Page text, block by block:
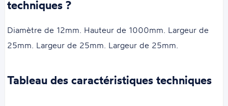
techniques ?
Diamètre de 12mm. Hauteur de 1000mm. Largeur de
25mm. Largeur de 25mm. Largeur de 25mm.
Tableau des caractéristiques techniques